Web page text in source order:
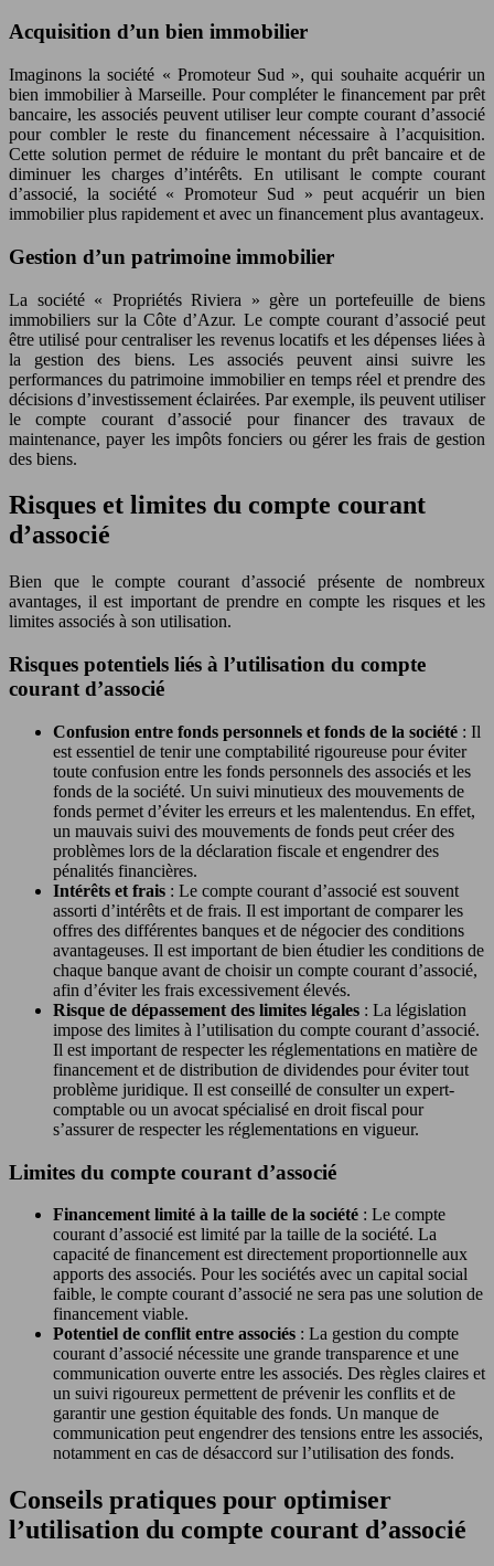
Acquisition d’un bien immobilier
Imaginons la société « Promoteur Sud », qui souhaite acquérir un
bien immobilier à Marseille. Pour compléter le financement par prêt
bancaire, les associés peuvent utiliser leur compte courant d’associé
pour combler le reste du financement nécessaire à l’acquisition.
Cette solution permet de réduire le montant du prêt bancaire et de
diminuer les charges d’intérêts. En utilisant le compte courant
d’associé, la société « Promoteur Sud » peut acquérir un bien
immobilier plus rapidement et avec un financement plus avantageux.
Gestion d’un patrimoine immobilier
La société « Propriétés Riviera » gère un portefeuille de biens
immobiliers sur la Côte d’Azur. Le compte courant d’associé peut
être utilisé pour centraliser les revenus locatifs et les dépenses liées à
la gestion des biens. Les associés peuvent ainsi suivre les
performances du patrimoine immobilier en temps réel et prendre des
décisions d’investissement éclairées. Par exemple, ils peuvent utiliser
le compte courant d’associé pour financer des travaux de
maintenance, payer les impôts fonciers ou gérer les frais de gestion
des biens.
Risques et limites du compte courant
d’associé
Bien que le compte courant d’associé présente de nombreux
avantages, il est important de prendre en compte les risques et les
limites associés à son utilisation.
Risques potentiels liés à l’utilisation du compte
courant d’associé
Confusion entre fonds personnels et fonds de la société : Il
est essentiel de tenir une comptabilité rigoureuse pour éviter
toute confusion entre les fonds personnels des associés et les
fonds de la société. Un suivi minutieux des mouvements de
fonds permet d’éviter les erreurs et les malentendus. En effet,
un mauvais suivi des mouvements de fonds peut créer des
problèmes lors de la déclaration fiscale et engendrer des
pénalités financières.
Intérêts et frais : Le compte courant d’associé est souvent
assorti d’intérêts et de frais. Il est important de comparer les
offres des différentes banques et de négocier des conditions
avantageuses. Il est important de bien étudier les conditions de
chaque banque avant de choisir un compte courant d’associé,
afin d’éviter les frais excessivement élevés.
Risque de dépassement des limites légales : La législation
impose des limites à l’utilisation du compte courant d’associé.
Il est important de respecter les réglementations en matière de
financement et de distribution de dividendes pour éviter tout
problème juridique. Il est conseillé de consulter un expert-
comptable ou un avocat spécialisé en droit fiscal pour
s’assurer de respecter les réglementations en vigueur.
Limites du compte courant d’associé
Financement limité à la taille de la société : Le compte
courant d’associé est limité par la taille de la société. La
capacité de financement est directement proportionnelle aux
apports des associés. Pour les sociétés avec un capital social
faible, le compte courant d’associé ne sera pas une solution de
financement viable.
Potentiel de conflit entre associés : La gestion du compte
courant d’associé nécessite une grande transparence et une
communication ouverte entre les associés. Des règles claires et
un suivi rigoureux permettent de prévenir les conflits et de
garantir une gestion équitable des fonds. Un manque de
communication peut engendrer des tensions entre les associés,
notamment en cas de désaccord sur l’utilisation des fonds.
Conseils pratiques pour optimiser
l’utilisation du compte courant d’associé